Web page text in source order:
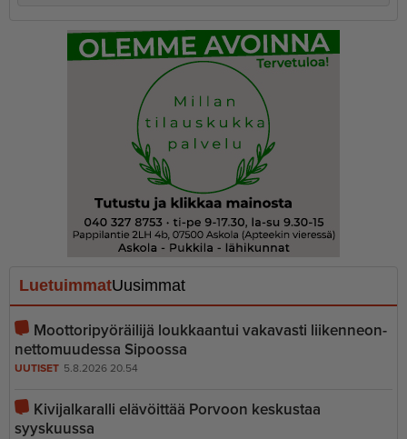
LuetuimmatUusimmat
Moottoripyöräilijä loukkaantui vakavasti liiken­ne­on­
net­to­muudessa Sipoossa
UUTISET 5.8.2026 20.54
Kivijalkaralli elävöittää Porvoon keskustaa
syyskuussa